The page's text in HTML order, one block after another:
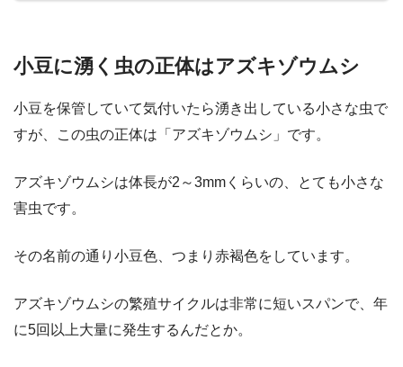
小豆に湧く虫の正体はアズキゾウムシ
小豆を保管していて気付いたら湧き出している小さな虫で
すが、この虫の正体は「アズキゾウムシ」です。
アズキゾウムシは体長が2～3mmくらいの、とても小さな
害虫です。
その名前の通り小豆色、つまり赤褐色をしています。
アズキゾウムシの繁殖サイクルは非常に短いスパンで、年
に5回以上大量に発生するんだとか。